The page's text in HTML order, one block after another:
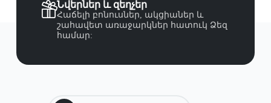
Նվերներ և զեղչեր
Հաճելի բոնուսներ, ակցիաներ և
շահավետ առաջարկներ հատուկ Ձեզ
համար: